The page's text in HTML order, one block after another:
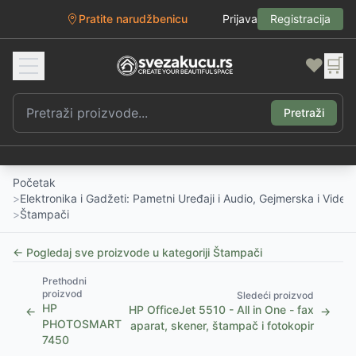
Pratite narudžbenicu Prijava Registracija
❤️ 🛒
Pretraži
Početak
>Elektronika i Gadžeti: Pametni Uređaji i Audio, Gejmerska i Video
>Štampači
← Pogledaj sve proizvode u kategoriji Štampači
←
Prethodni
proizvod
HP
PHOTOSMART
7450
Sledeći proizvod
HP OfficeJet 5510 - All in One - fax
aparat, skener, štampač i fotokopir
→